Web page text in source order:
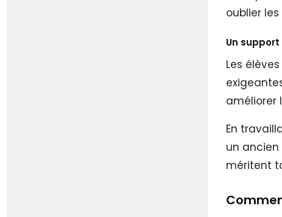
oublier
Un
Les
améliorer
En
un
méritent